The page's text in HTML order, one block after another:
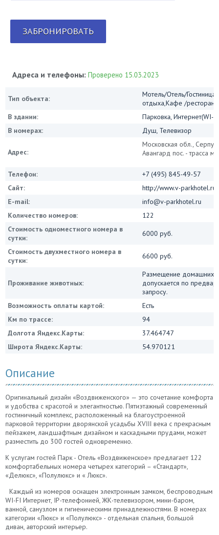
ЗАБРОНИРОВАТЬ
Адреса и телефоны:Проверено 15.03.2023
Тип объекта:
Мотель/Отель/
отдыха,Кафе /рестораны
В здании:
Парковка, Интернет(WI-
В номерах:
Душ, Телевизор
Адрес:
Московская обл.,
Авангард пос. - трасса м2
Телефон:
+7 (495) 845-49-57
Сайт:
http://www.v-parkhotel.ru/
E-mail:
info@v-parkhotel.ru
Количество номеров:
122
Стоимость одноместного номера в
сутки:
6000 руб.
Стоимость двухместного номера в
сутки:
6600 руб.
Проживание животных:
Размещение домашних
допускается по
запросу.
Возможность оплаты картой:
Есть
Км по трассе:
94
Долгота Яндекс.Карты:
37.464747
Широта Яндекс.Карты:
54.970121
Описание
Оригинальный дизайн «Воздвиженского» — это сочетание комфорта
и удобства с красотой и элегантностью. Пятиэтажный современный
гостиничный комплекс, расположенный на благоустроенной
парковой территории дворянской усадьбы XVIII века с прекрасным
пейзажем, ландшафтным дизайном и каскадными прудами, может
разместить до 300 гостей одновременно.
К услугам гостей Парк - Отель «Воздвиженское» предлагает 122
комфортабельных номера четырех категорий – «Стандарт»,
«Делюкс», «Полулюкс» и « Люкс».
Каждый из номеров оснащен электронным замком, беспроводным
WI-FI Интернет, IP-телефонией, ЖК-телевизором, мини-баром,
ванной, санузлом и гигиеническими принадлежностями. В номерах
категории «Люкс» и «Полулюкс» - отдельная спальня, большой
диван, авторский интерьер.